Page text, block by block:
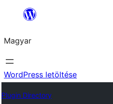
Ugrás
tartalomhoz
Magyar
WordPress letöltése
Plugin Directory